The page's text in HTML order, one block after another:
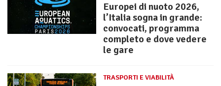
Europei di nuoto 2026,
l’Italia sogna in grande:
convocati, programma
completo e dove vedere
le gare
TRASPORTI E VIABILITÀ